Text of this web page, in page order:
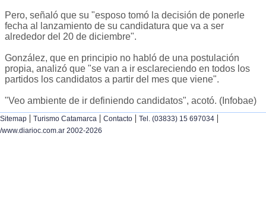
Pero, señaló que su "esposo tomó la decisión de ponerle
fecha al lanzamiento de su candidatura que va a ser
alrededor del 20 de diciembre".
González, que en principio no habló de una postulación
propia, analizó que "se van a ir esclareciendo en todos los
partidos los candidatos a partir del mes que viene".
"Veo ambiente de ir definiendo candidatos", acotó. (Infobae)
Sitemap | Turismo Catamarca | Contacto | Tel. (03833) 15 697034 |
/www.diarioc.com.ar 2002-2026